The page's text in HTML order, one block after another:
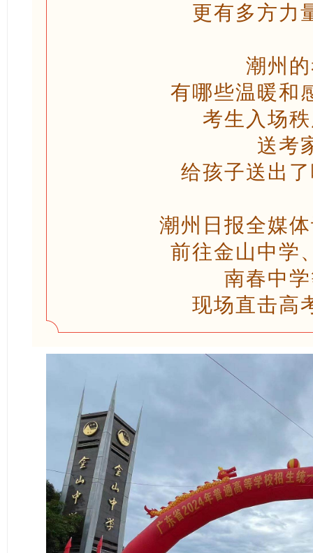
更有多方力
潮州
有哪些温暖和
考生入场
送考
给孩子送出
潮州日报全媒
前往金山中学
南春中
现场直击高